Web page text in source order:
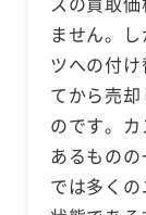
ません。
ツへの付
てから売
のです。
あるもの
では多く